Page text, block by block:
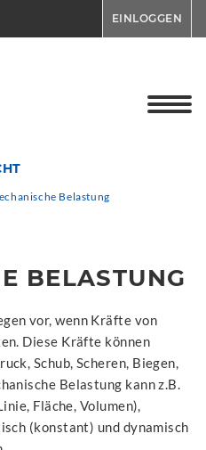
EINLOGGEN
Belastung
BELASTUNG
vor, wenn Kräfte von
Diese Kräfte können
Schub, Scheren, Biegen,
Belastung kann z.B.
Fläche, Volumen),
(konstant) und dynamisch